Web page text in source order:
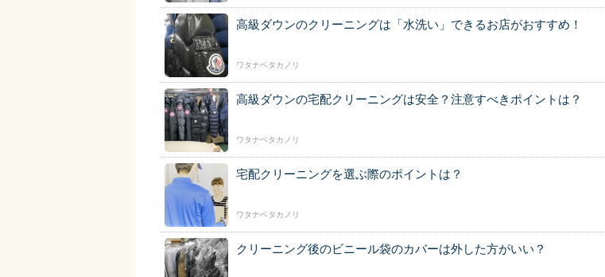
高級ダウンのクリーニングは「水洗い」できるお店がおすすめ！
ワタナベタカノリ
高級ダウンの宅配クリーニングは安全？注意すべきポイントは？
ワタナベタカノリ
宅配クリーニングを選ぶ際のポイントは？
ワタナベタカノリ
クリーニング後のビニール袋のカバーは外した方がいい？